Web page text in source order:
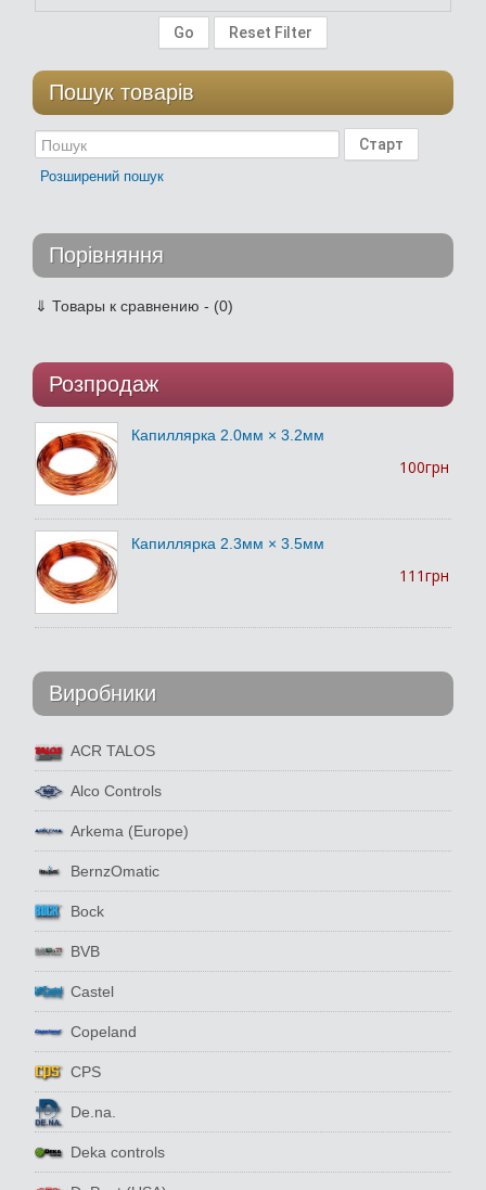
Пошук товарів
Розширений пошук
Порівняння
⇓ Товары к сравнению - (0)
Розпродаж
Капиллярка 2.0мм × 3.2мм
100грн
Капиллярка 2.3мм × 3.5мм
111грн
Виробники
ACR TALOS
Alco Controls
Arkema (Europe)
BernzOmatic
Bock
BVB
Castel
Copeland
CPS
De.na.
Deka controls